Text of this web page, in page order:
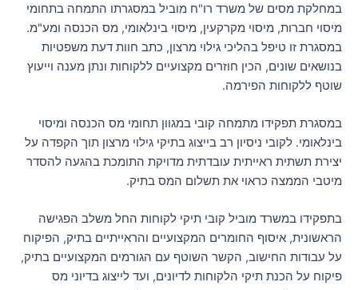
במחלקת מסים של משרד רו"ח מוביל במסגרתו התמחה בתחומי
מיסוי חברות, מיסוי מקרקעין, מיסוי בינלאומי, מס הכנסה ומע"מ.
במסגרת זו טיפל בהליכי גילוי מרצון, כתב חוות דעת משפטיות
בנושאים שונים, הכין חוזרים מקצועיים ללקוחות ונתן מענה וייעוץ
שוטף ללקוחות הפירמה.
במסגרת תפקידו מתמחה קובי במגוון תחומי מס הכנסה ומיסוי
בינלאומי. לקובי ניסיון רב בייצוג בתיקי גילוי מרצון תוך הקפדה על
יצירת תשתית ראייתית עובדתית מדויקת התומכת בהגעה להסדר
מיטבי הממצה כראוי את תשלום המס בתיק.
בתפקידו במשרד מוביל קובי תיקי לקוחות החל משלב הפגישה
הראשונית, איסוף החומרים המקצועיים והראייתיים בתיק, הפיקוח
על עבודות החישוב, הקשר השוטף עם הגורמים המקצועיים בתיק,
פיקוח על הכנת תיקי הלקוחות לדיונים, ועד לייצוג בדיוני מס